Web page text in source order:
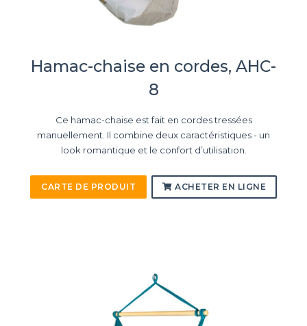
Hamac-chaise en cordes, AHC-
8
Ce hamac-chaise est fait en cordes tressées
manuellement. Il combine deux caractéristiques - un
look romantique et le confort d’utilisation.
CARTE DE PRODUIT ACHETER EN LIGNE